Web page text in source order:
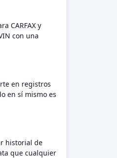
CARFAX y
con una
en registros
en sí mismo es
historial de
que cualquier